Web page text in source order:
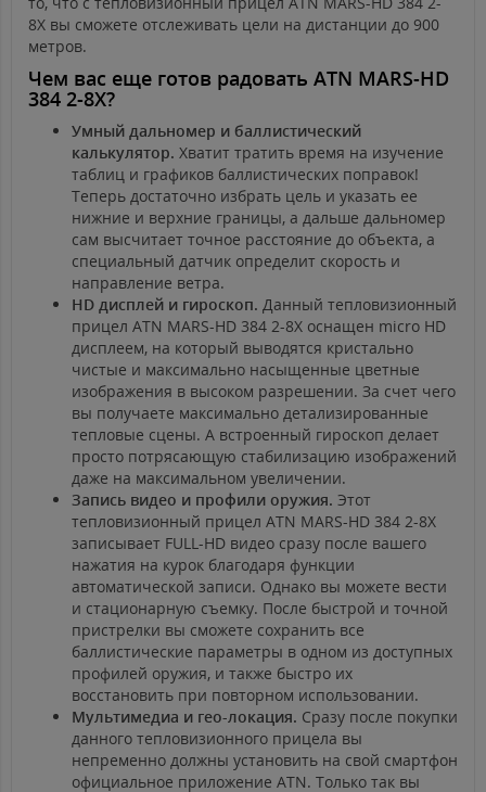
8Х вы сможете отслеживать цели на дистанции до 900
метров.
Чем вас еще готов радовать ATN MARS-HD
384 2-8X?
Умный дальномер и баллистический
калькулятор. Хватит тратить время на изучение
таблиц и графиков баллистических поправок!
Теперь достаточно избрать цель и указать ее
нижние и верхние границы, а дальше дальномер
сам высчитает точное расстояние до объекта, а
специальный датчик определит скорость и
направление ветра.
HD дисплей и гироскоп. Данный тепловизионный
прицел ATN MARS-HD 384 2-8X оснащен micro HD
дисплеем, на который выводятся кристально
чистые и максимально насыщенные цветные
изображения в высоком разрешении. За счет чего
вы получаете максимально детализированные
тепловые сцены. А встроенный гироскоп делает
просто потрясающую стабилизацию изображений
даже на максимальном увеличении.
Запись видео и профили оружия. Этот
тепловизионный прицел ATN MARS-HD 384 2-8X
записывает FULL-HD видео сразу после вашего
нажатия на курок благодаря функции
автоматической записи. Однако вы можете вести
и стационарную съемку. После быстрой и точной
пристрелки вы сможете сохранить все
баллистические параметры в одном из доступных
профилей оружия, и также быстро их
восстановить при повторном использовании.
Мультимедиа и гео-локация. Сразу после покупки
данного тепловизионного прицела вы
непременно должны установить на свой смартфон
официальное приложение ATN. Только так вы